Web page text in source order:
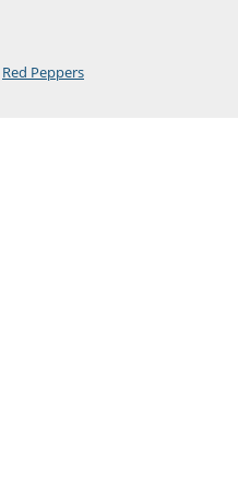
Red Peppers